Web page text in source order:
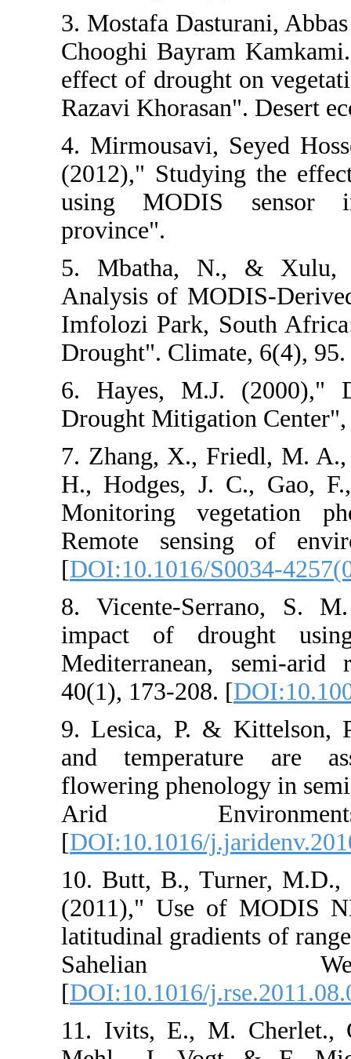
3. Mostafa
Chooghi
effect of
Razavi
4.
(2012),"
using
5. Mbatha,
Analysis of
Imfolozi Park,
Drought".
6. Hayes,
Drought
7. Zhang, X.,
H., Hodges,
Monitoring
Remote
[DOI:10.1016/
8. Vicente-
impact of
40(1), 173-
9. Lesica, P.
and
flowering
Arid
[DOI:10.1016/
10. Butt, B.,
(2011)," Use
latitudinal
[DOI:10.1016/
11. Ivits, E.,